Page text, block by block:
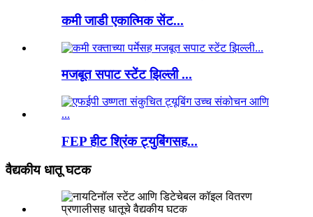
कमी जाडी एकात्मिक सेंट...
मजबूत सपाट स्टेंट झिल्ली ...
FEP हीट श्रिंक ट्युबिंगसह...
वैद्यकीय धातू घटक